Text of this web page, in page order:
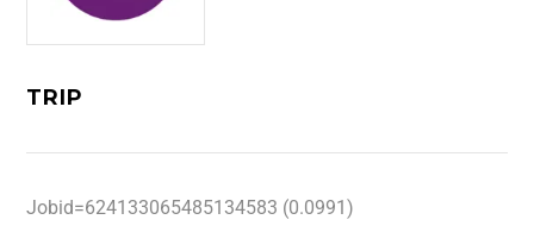
TRIP
Jobid=624133065485134583 (0.0991)